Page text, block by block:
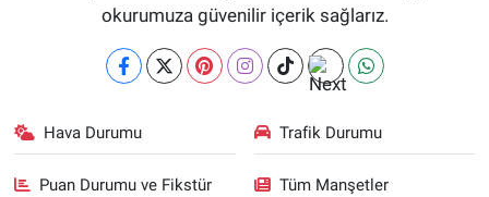
okurumuza güvenilir içerik sağlarız.
Hava Durumu Trafik Durumu
Puan Durumu ve Fikstür Tüm Manşetler